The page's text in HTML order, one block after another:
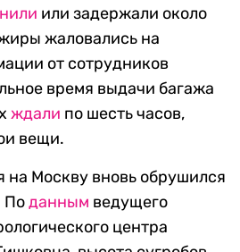
или задержали около
жаловались на
от сотрудников
время выдачи багажа
ждали по шесть часов,
вещи.
на Москву вновь обрушился
Поданным ведущего
центра